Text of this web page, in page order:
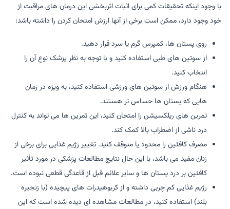
با وجود اینکه تحقیقات کمی برای اثبات اثربخشی این درمان های مراقبت از
خود وجود دارد، ممکن است برخی از آنها ارزش امتحان کردن را داشته باشد:
روی پستان ها، کمپرس گرم یا سرد قرار دهید.
از سوتین های طبی استفاده کنید و با توجه به نظر پزشک نوع آن را
انتخاب کنید.
هنگام ورزش از سوتین های ورزشی استفاده کنید، به ویژه در زمان
هایی که پستان ها حساس تر هستند.
تمرین های ریلکسیشن را امتحان کنید، این تمرین ها می تواند به کنترل
درد ناشی از اضطراب بالا کمک کند.
مصرف کافئین را محدود یا متوقف کنید. تغییر رژیم غذایی برای برخی از
زنان مفید می باشد، با این حال نتایج مطالعات پزشکی در مورد تأثیر
کافئین بر درد پستان ها و سایر علائم قبل از قاعدگی قطعی نبوده است.
رژیم غذایی کم چربی داشته و از کربوهیدرات های پیچیده (با زنجیره
بلند) استفاده کنید، در مطالعات مشاهده ای دیده شده است که این